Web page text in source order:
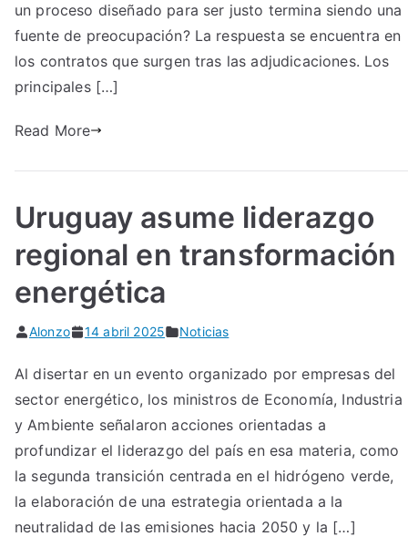
un proceso diseñado para ser justo termina siendo una
fuente de preocupación? La respuesta se encuentra en
los contratos que surgen tras las adjudicaciones. Los
principales […]
Read More
Uruguay asume liderazgo
regional en transformación
energética
Alonzo 14 abril 2025 Noticias
Al disertar en un evento organizado por empresas del
sector energético, los ministros de Economía, Industria
y Ambiente señalaron acciones orientadas a
profundizar el liderazgo del país en esa materia, como
la segunda transición centrada en el hidrógeno verde,
la elaboración de una estrategia orientada a la
neutralidad de las emisiones hacia 2050 y la […]